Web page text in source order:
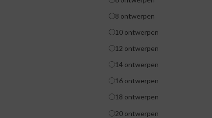
8 ontwerpen
10 ontwerpen
12 ontwerpen
14 ontwerpen
16 ontwerpen
18 ontwerpen
20 ontwerpen